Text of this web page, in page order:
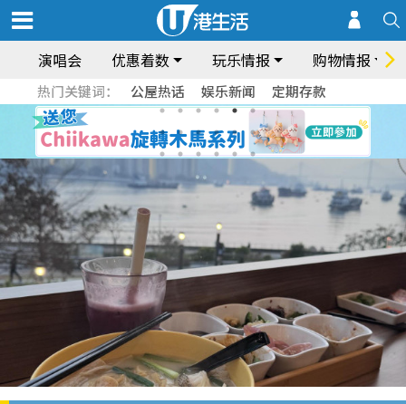
演唱会 优惠着数 玩乐情报 购物情报
热门关键词： 公屋热话 娱乐新闻 定期存款